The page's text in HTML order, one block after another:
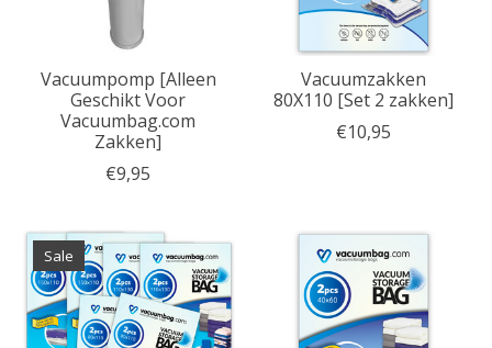
Vacuumpomp [Alleen
Geschikt Voor
Vacuumbag.com
Zakken]
€9,95
Vacuumzakken
80X110 [Set 2 zakken]
€10,95
Sale